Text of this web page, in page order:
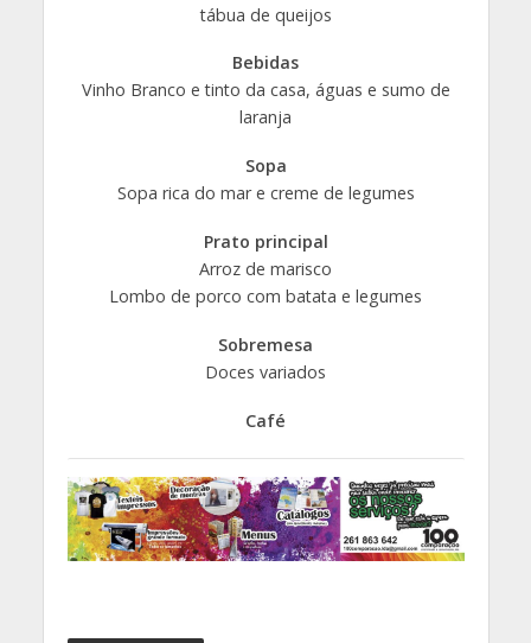
tábua de queijos
Bebidas
Vinho Branco e tinto da casa, águas e sumo de
laranja
Sopa
Sopa rica do mar e creme de legumes
Prato principal
Arroz de marisco
Lombo de porco com batata e legumes
Sobremesa
Doces variados
Café